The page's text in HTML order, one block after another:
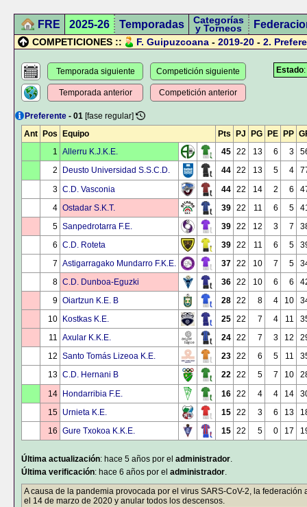
FRE 2025-26 Temporadas Categorías
y Torneos
COMPETICIONES :: F. Guipuzcoana - 2019-20 - 2.
Estado
Temporada siguiente
Temporada anterior
Competición siguiente
Competición anterior
Preferente - 01 [fase regular]
Ant
Pos Equipo Pts PJ PG PE PP
1 Allerru K.J.K.E. 45 22 13 6 3
2
Deusto Universidad S.S.C.D. 44 22 13 5 4
3 C.D. Vasconia 44 22 14 2 6
4 Ostadar S.K.T. 39 22 11 6 5
5 Sanpedrotarra F.E. 39 22 12 3 7
6 C.D. Roteta 39 22 11 6 5
7 Astigarragako Mundarro F.K.E. 37 22 10 7 5
8 C.D. Dunboa-Eguzki 36 22 10 6 6
9 Oiartzun K.E. B 28 22 8 4 10
10
Kostkas K.E. 25 22 7 4 11
11 Axular K.K.E. 24 22 7 3 12
12 Santo Tomás Lizeoa K.E. 23 22 6 5 11
13 C.D. Hernani B 22 22 5 7 10
14
Hondarribia F.E. 16 22 4 4 14
15 Urnieta K.E. 15 22 3 6 13
16 Gure Txokoa K.K.E. 15 22 5 0 17
Última actualización: hace 5 años por el administrador.
Última verificación: hace 6 años por el administrador.
A causa de la pandemia provocada por el virus SARS-CoV-2, la
el 14 de marzo de 2020 y anular todos los descensos.